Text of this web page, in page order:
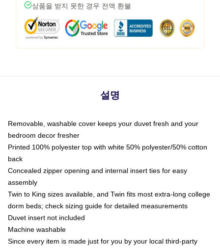
상품을 받지 못한 경우 전액 환불
설명
Removable, washable cover keeps your duvet fresh and your
bedroom decor fresher
Printed 100% polyester top with white 50% polyester/50% cotton
back
Concealed zipper opening and internal insert ties for easy
assembly
Twin to King sizes available, and Twin fits most extra-long college
dorm beds; check sizing guide for detailed measurements
Duvet insert not included
Machine washable
Since every item is made just for you by your local third-party